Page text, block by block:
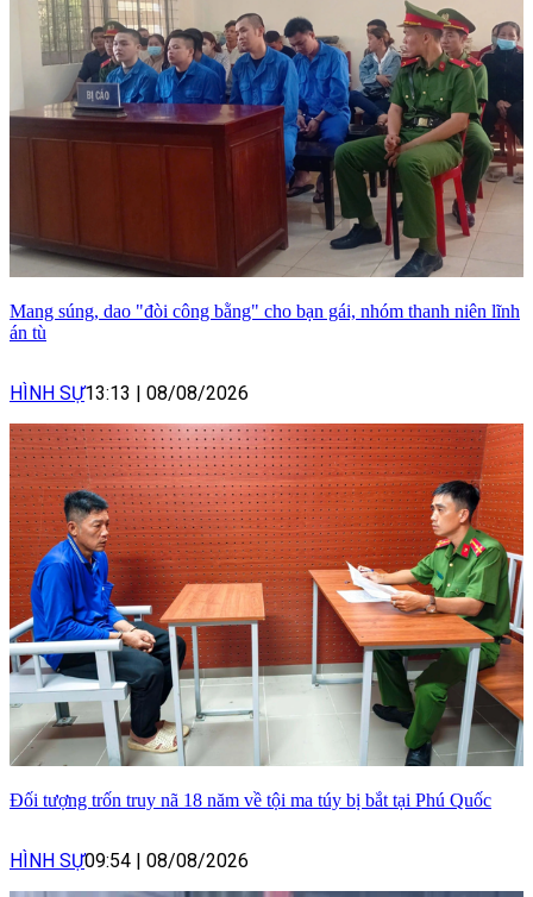
Mang súng, dao "đòi công bằng" cho bạn gái, nhóm thanh niên lĩnh
án tù
HÌNH SỰ13:13 | 08/08/2026
Đối tượng trốn truy nã 18 năm về tội ma túy bị bắt tại Phú Quốc
HÌNH SỰ09:54 | 08/08/2026